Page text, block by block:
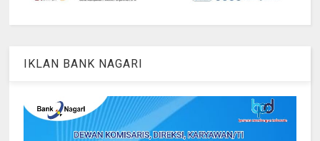
IKLAN BANK NAGARI